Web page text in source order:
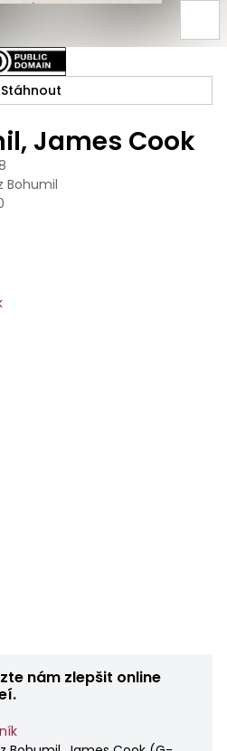
James Cook
Bohumil
nám zlepšit online
Stáhnout